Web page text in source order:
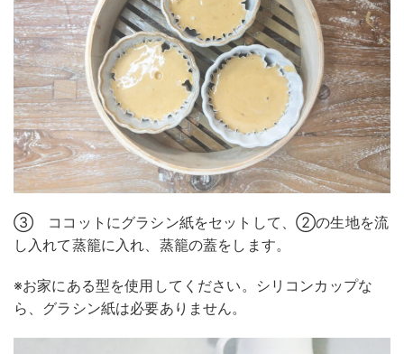
③ ココットにグラシン紙をセットして、②の生地を流
し入れて蒸籠に入れ、蒸籠の蓋をします。
※お家にある型を使用してください。シリコンカップな
ら、グラシン紙は必要ありません。